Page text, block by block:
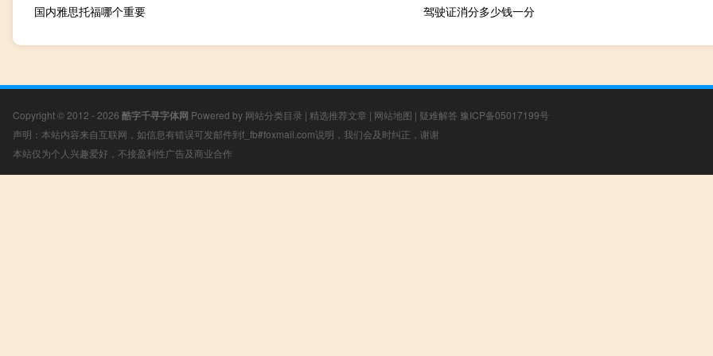
国内雅思托福哪个重要 驾驶证消分多少钱一分
Copyright © 2012 - 2026 酷字千寻字体网 Powered by 网站分类目录 | 精选推荐文章 | 网站地图 | 疑难解答 豫ICP备05017199号
声明：本站内容来自互联网，如信息有错误可发邮件到f_fb#foxmail.com说明，我们会及时纠正，谢谢
本站仅为个人兴趣爱好，不接盈利性广告及商业合作